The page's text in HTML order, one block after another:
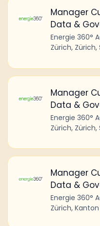
Manager
Data &
Energie 360°
Zürich, Zürich,
Manager
Data &
Energie 360°
Zürich, Zürich,
Manager
Data &
Energie 360°
Zürich,